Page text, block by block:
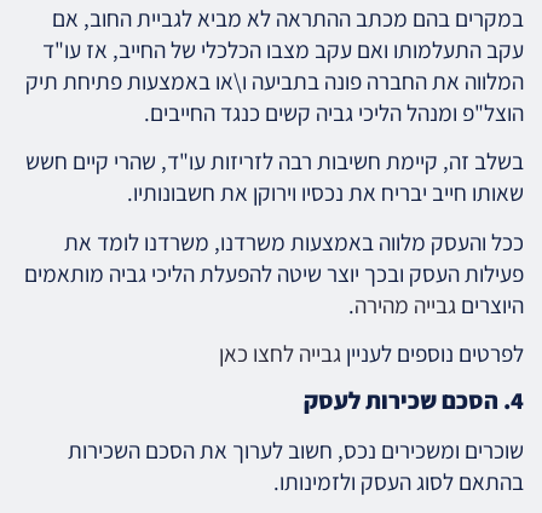
במקרים בהם מכתב ההתראה לא מביא לגביית החוב, אם
עקב התעלמותו ואם עקב מצבו הכלכלי של החייב, אז עו"ד
המלווה את החברה פונה בתביעה ו\או באמצעות פתיחת תיק
הוצל"פ ומנהל הליכי גביה קשים כנגד החייבים.
בשלב זה, קיימת חשיבות רבה לזריזות עו"ד, שהרי קיים חשש
שאותו חייב יבריח את נכסיו וירוקן את חשבונותיו.
ככל והעסק מלווה באמצעות משרדנו, משרדנו לומד את
פעילות העסק ובכך יוצר שיטה להפעלת הליכי גביה מותאמים
היוצריםגבייה מהירה.
לפרטים נוספים לענייןגבייה לחצו כאן
4. הסכם שכירות לעסק
שוכרים ומשכירים נכס, חשוב לערוך את הסכם השכירות
בהתאם לסוג העסק ולזמינותו.